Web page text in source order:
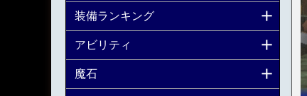
装備ランキング
アビリティ
魔石